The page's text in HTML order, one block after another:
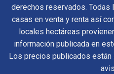
derechos reservados.
casas en venta y renta así
locales hectáreas
información publicada en
Los precios publicados